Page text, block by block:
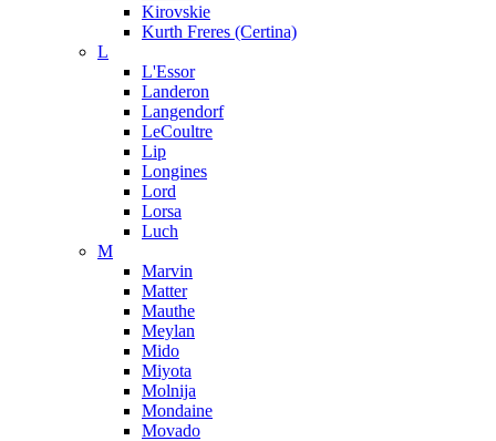
Kirovskie
Kurth Freres (Certina)
L
L'Essor
Landeron
Langendorf
LeCoultre
Lip
Longines
Lord
Lorsa
Luch
M
Marvin
Matter
Mauthe
Meylan
Mido
Miyota
Molnija
Mondaine
Movado